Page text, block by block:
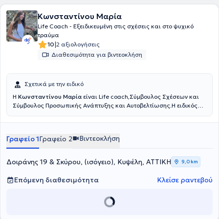
Κωνσταντίνου Μαρία
Life Coach - Eξειδικευμένη στις σχέσεις και στο ψυχικό
τραύμα
10|2 αξιολογήσεις
Διαθεσιμότητα για βιντεοκλήση
Σχετικά με την ειδικό
Η Κωνσταντίνου Μαρία είναι Life coach,Σύμβουλος Σχέσεων και
Σύμβουλος Προσωπικής Ανάπτυξης και Αυτοβελτίωσης.Η ειδικός
Πανεπιστήμιο Αθηνών (ΕΚΠΑ) καθώς και πιστοποιημένη ειδικός στο
Uninersity UK.
Γραφείο 1Γραφείο 2 Βιντεοκλήση
Δοιράνης 19 & Σκύρου, (ισόγειο), Κυψέλη, ΑΤΤΙΚΗ 9,0 km
Επόμενη διαθεσιμότητα Κλείσε ραντεβού